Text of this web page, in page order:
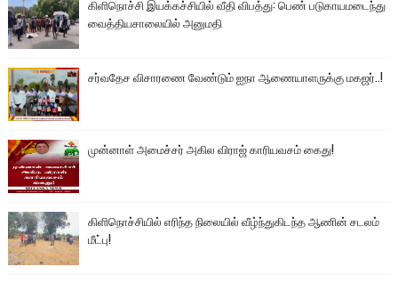
கிளிநொச்சி இயக்கச்சியில் வீதி விபத்து: பெண் படுகாயமடைந்து
வைத்தியசாலையில் அனுமதி
சர்வதேச விசாரணை வேண்டும் ஐநா ஆணையாளருக்கு மகஜர்..!
முன்னாள் அமைச்சர் அகில விராஜ் காரியவசம் கைது!
கிளிநொச்சியில் எரிந்த நிலையில் வீழ்ந்துகிடந்த ஆணின் சடலம்
மீட்பு!